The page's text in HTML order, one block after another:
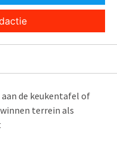
aan de keukentafel of
terrein als